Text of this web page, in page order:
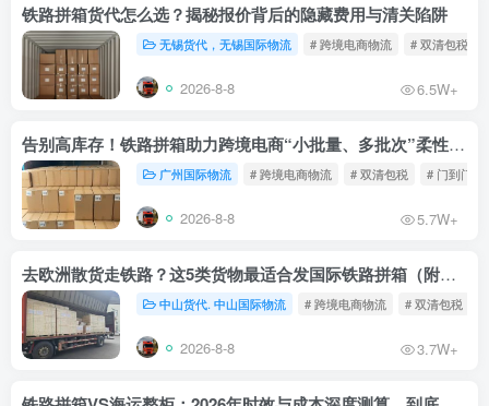
铁路拼箱货代怎么选？揭秘报价背后的隐藏费用与清关陷阱
无锡货代，无锡国际物流 # 跨境电商物流 # 双清包税
2026-8-8 6.5W+
告别高库存！铁路拼箱助力跨境电商“小批量、多批次”柔性补货
广州国际物流 # 跨境电商物流 # 双清包税 # 门到门物
2026-8-8 5.7W+
去欧洲散货走铁路？这5类货物最适合发国际铁路拼箱（附禁运清单）
中山货代. 中山国际物流 # 跨境电商物流 # 双清包税
2026-8-8 3.7W+